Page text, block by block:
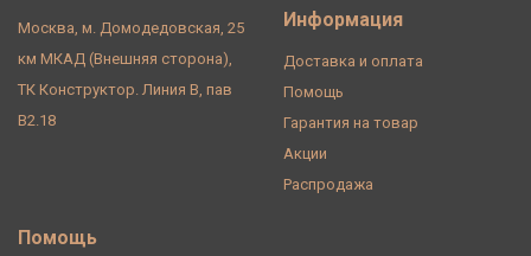
Москва, м. Домодедовская, 25
км МКАД (Внешняя сторона),
ТК Конструктор. Линия В, пав
В2.18
Информация
Доставка и оплата
Помощь
Гарантия на товар
Акции
Распродажа
Помощь